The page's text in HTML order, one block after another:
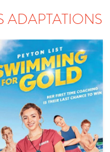
ADAPTATIONS